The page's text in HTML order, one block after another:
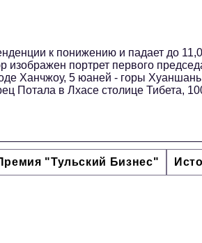
к понижению и падает до
изображен портрет первого
Ханчжоу, 5 юаней - горы
Потала в Лхасе столице Тибета,
"Тульский Бизнес"